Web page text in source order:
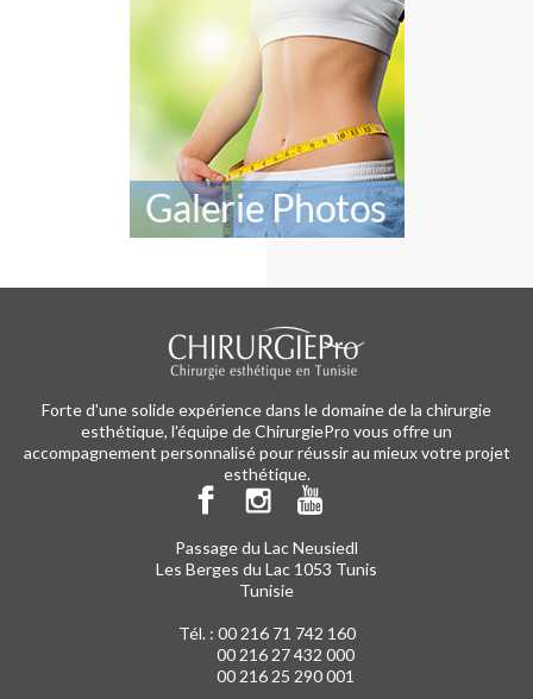
Forte d'une solide expérience dans le domaine de la chirurgie
esthétique, l'équipe de ChirurgiePro vous offre un
accompagnement personnalisé pour réussir au mieux votre projet
esthétique.
Passage du Lac Neusiedl
Les Berges du Lac 1053 Tunis
Tunisie
Tél. : 00 216 71 742 160
00 216 27 432 000
00 216 25 290 001